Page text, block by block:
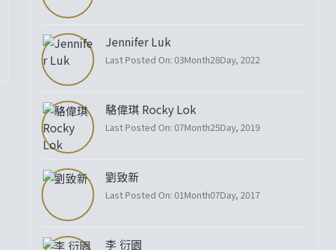
Jennifer Luk
Last Posted On: 03Month28Day, 2022
駱偉琪 Rocky Lok
Last Posted On: 07Month25Day, 2019
劉致新
Last Posted On: 01Month07Day, 2017
李 衍園